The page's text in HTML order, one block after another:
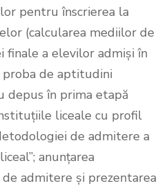
pentru înscrierea la
(calcularea mediilor de
finale a elevilor admiși în
proba de aptitudini
depus în prima etapă
liceale cu profil
de admitere a
anunțarea
admitere și prezentarea